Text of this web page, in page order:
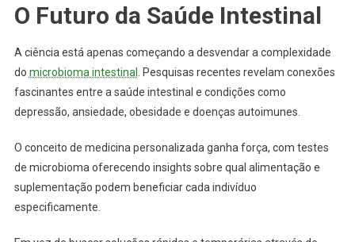
O Futuro da Saúde Intestinal
A ciência está apenas começando a desvendar a complexidade
do microbioma intestinal
. Pesquisas recentes revelam conexões
fascinantes entre a saúde intestinal e condições como
depressão, ansiedade, obesidade e doenças autoimunes.
O conceito de medicina personalizada ganha força, com testes
de microbioma oferecendo insights sobre qual alimentação e
suplementação podem beneficiar cada indivíduo
especificamente.